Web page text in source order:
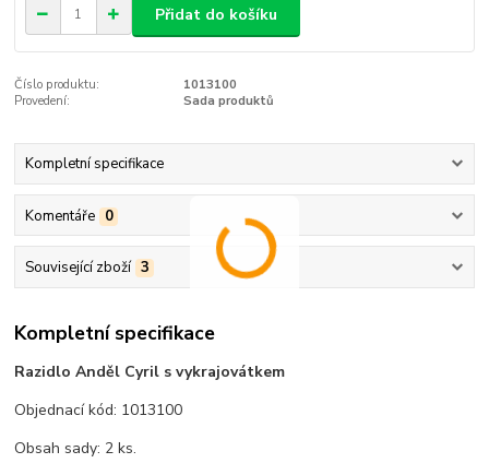
Přidat do košíku
Číslo produktu:
1013100
Provedení:
Sada produktů
Kompletní specifikace
Komentáře 0
Související zboží 3
Kompletní specifikace
Razidlo Anděl Cyril s vykrajovátkem
Objednací kód: 1013100
Obsah sady: 2 ks.